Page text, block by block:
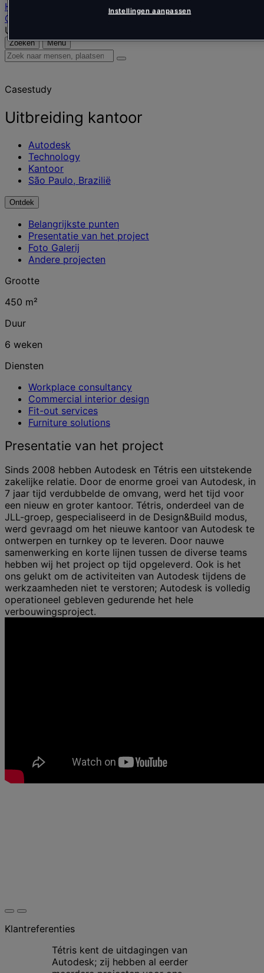
Homepage
Onze werkzaamheden
Uitbreiding kantoor
Zoeken Menu
Zoek
plaatsen,
en
inzichten
Casestudy
Uitbreiding kantoor
Autodesk
Technology
Kantoor
São Paulo, Brazilië
Ontdek
Belangrijkste punten
Presentatie van het project
Foto Galerij
Andere projecten
Grootte
450 m²
Duur
6 weken
Diensten
Workplace consultancy
Commercial interior design
Fit-out services
Furniture solutions
Presentatie van het project
Sinds 2008 hebben Autodesk en Tétris een uitstekende
zakelijke relatie. Door de enorme groei van Autodesk, in
7 jaar tijd verdubbelde de omvang, werd het tijd voor
een nieuw en groter kantoor. Tétris, onderdeel van de
JLL-groep, gespecialiseerd in de Design&Build modus,
werd gevraagd om het nieuwe kantoor van Autodesk te
ontwerpen en turnkey op te leveren. Door nauwe
samenwerking en korte lijnen tussen de diverse teams
hebben wij het project op tijd opgeleverd. Ook is het
ons gelukt om de activiteiten van Autodesk tijdens de
werkzaamheden niet te verstoren; Autodesk is volledig
operationeel gebleven gedurende het hele
verbouwingsproject.
Klantreferenties
Tétris kent de uitdagingen van
Autodesk; zij hebben al eerder
Instellingen aanpassen